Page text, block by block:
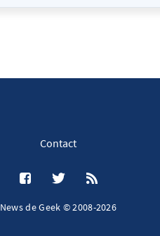
Contact
News de Geek © 2008-2026